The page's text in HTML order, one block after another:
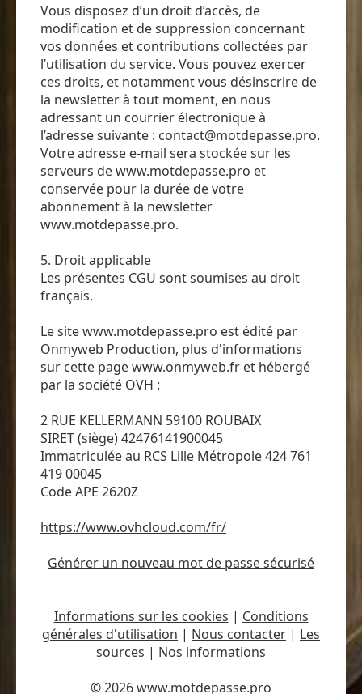
Vous disposez d’un droit d’accès, de
modification et de suppression concernant
vos données et contributions collectées par
l’utilisation du service. Vous pouvez exercer
ces droits, et notamment vous désinscrire de
la newsletter à tout moment, en nous
adressant un courrier électronique à
l’adresse suivante : contact@motdepasse.pro.
Votre adresse e-mail sera stockée sur les
serveurs de www.motdepasse.pro et
conservée pour la durée de votre
abonnement à la newsletter
www.motdepasse.pro.
5. Droit applicable
Les présentes CGU sont soumises au droit
français.
Le site www.motdepasse.pro est édité par
Onmyweb Production, plus d'informations
sur cette page www.onmyweb.fr et hébergé
par la société OVH :
2 RUE KELLERMANN 59100 ROUBAIX
SIRET (siège) 42476141900045
Immatriculée au RCS Lille Métropole 424 761
419 00045
Code APE 2620Z
https://www.ovhcloud.com/fr/
Générer un nouveau mot de passe sécurisé
Informations sur les cookies | Conditions
générales d'utilisation | Nous contacter | Les
sources | Nos informations
© 2026 www.motdepasse.pro